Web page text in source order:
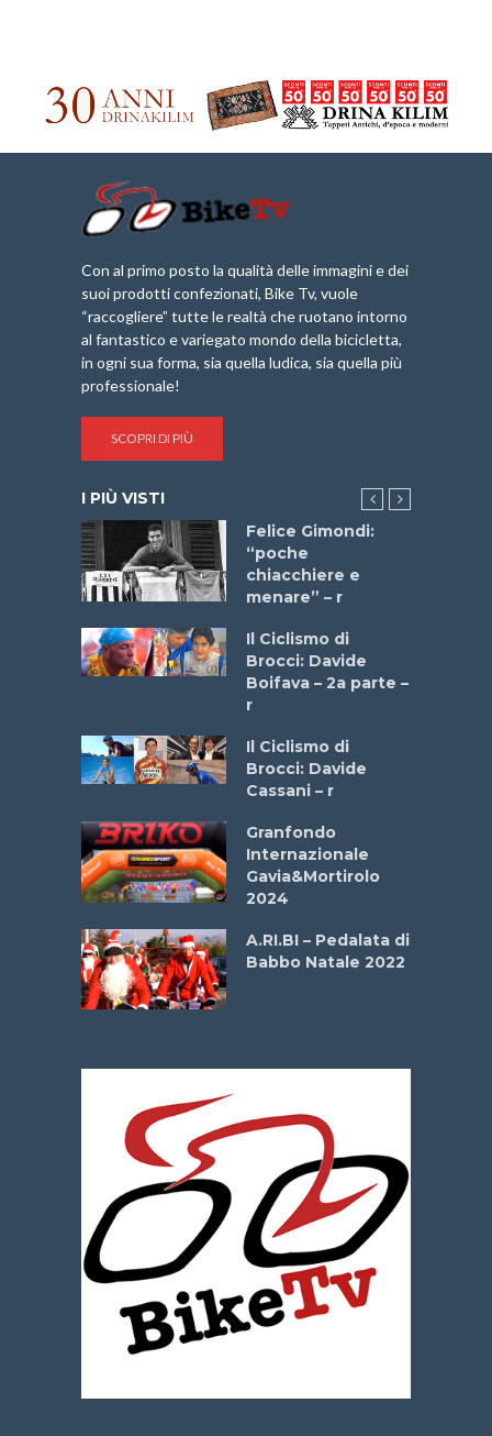
Con al primo posto la qualità delle immagini e dei
suoi prodotti confezionati, Bike Tv, vuole
“raccogliere” tutte le realtà che ruotano intorno
al fantastico e variegato mondo della bicicletta,
in ogni sua forma, sia quella ludica, sia quella più
professionale!
SCOPRI DI PIÙ
I PIÙ VISTI
Felice Gimondi:
“poche
chiacchiere e
menare” – r
Il Ciclismo di
Brocci: Davide
Boifava – 2a parte –
r
Il Ciclismo di
Brocci: Davide
Cassani – r
Granfondo
Internazionale
Gavia&Mortirolo
2024
A.RI.BI – Pedalata di
Babbo Natale 2022